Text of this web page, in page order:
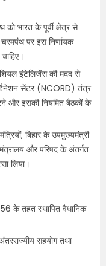
भारत के पूर्वी क्षेत्र से
पर इस निर्णायक
इंटेलिजेंस की मदद से
सेंटर (NCORD) तंत्र
और इसकी नियमित बैठकों के
बिहार के उपमुख्यमंत्री
और परिषद के अंतर्गत
लिया।
के तहत स्थापित वैधानिक
सहयोग तथा